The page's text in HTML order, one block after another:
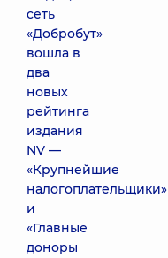
сеть
«Добробут»
вошла в
два
новых
рейтинга
издания
NV —
«Крупнейшие
налогоплательщики»
и
«Главные
доноры